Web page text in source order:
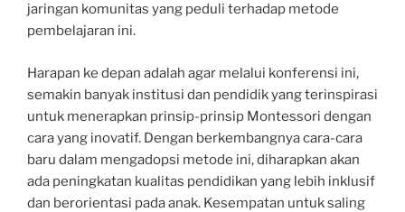
jaringan komunitas yang peduli terhadap metode
pembelajaran ini.
Harapan ke depan adalah agar melalui konferensi ini,
semakin banyak institusi dan pendidik yang terinspirasi
untuk menerapkan prinsip-prinsip Montessori dengan
cara yang inovatif. Dengan berkembangnya cara-cara
baru dalam mengadopsi metode ini, diharapkan akan
ada peningkatan kualitas pendidikan yang lebih inklusif
dan berorientasi pada anak. Kesempatan untuk saling